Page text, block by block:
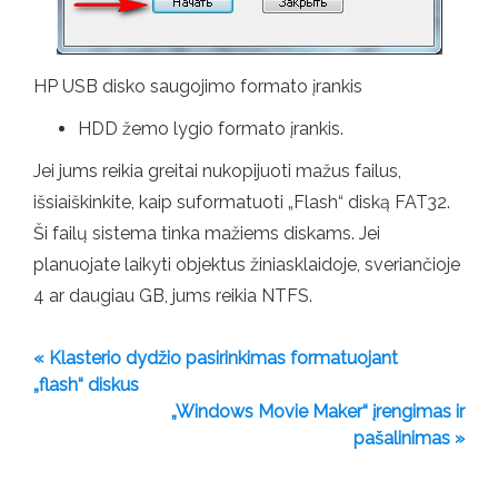
HP USB disko saugojimo formato įrankis
HDD žemo lygio formato įrankis.
Jei jums reikia greitai nukopijuoti mažus failus,
išsiaiškinkite, kaip suformatuoti „Flash“ diską FAT32.
Ši failų sistema tinka mažiems diskams. Jei
planuojate laikyti objektus žiniasklaidoje, sveriančioje
4 ar daugiau GB, jums reikia NTFS.
« Klasterio dydžio pasirinkimas formatuojant
„flash“ diskus
„Windows Movie Maker“ įrengimas ir
pašalinimas »